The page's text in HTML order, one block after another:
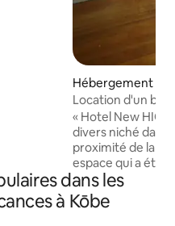
À
Hébergement ⋅
Location d'un
minutes de la
pour les séjours
près du château
complète/Lave-
artistique
« Hotel New HIOK » Un vieux
divers niché dans
proximité de la
espace qui a été
utilisé pendant
vue, j'ai senti le
l'endroit où j'ai
dans les
à Kōbe